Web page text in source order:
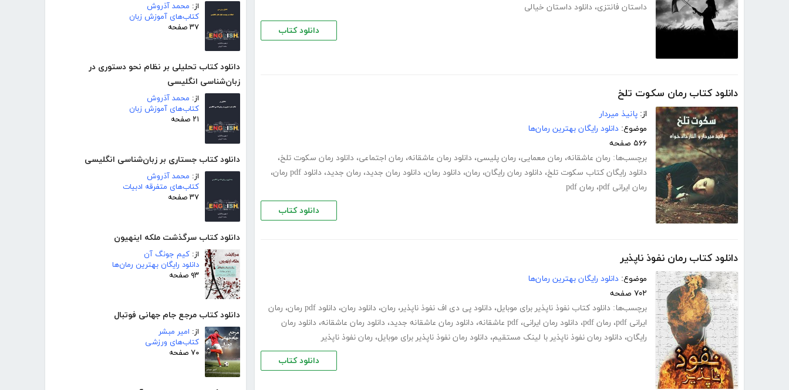
از: محمد آذروش
کتاب‌های آموزش زبان
۳۷ صفحه
دانلود کتاب تحلیلی بر نظام نحو دستوری در
زبان‌شناسی انگلیسی
از: محمد آذروش
کتاب‌های آموزش زبان
۲۱ صفحه
دانلود کتاب جستاری بر زبان‌شناسی انگلیسی
از: محمد آذروش
کتاب‌های متفرقه ادبیات
۳۷ صفحه
دانلود کتاب سرگذشت ملکه اینهیون
از: کیم جونگ آن
دانلود رایگان بهترین رمان‌ها
۹۳ صفحه
دانلود کتاب مرجع جام جهانی فوتبال
از: امیر مبشر
کتاب‌های ورزشی
۷۰ صفحه
داستان فانتزی، دانلود داستان خیالی
دانلود کتاب
دانلود کتاب رمان سکوت تلخ
از: پانیذ میردار
موضوع: دانلود رایگان بهترین رمان‌ها
۵۶۶ صفحه
برچسب‌ها: رمان عاشقانه، رمان معمایی، رمان پلیسی، دانلود رمان عاشقانه، رمان اجتماعی، دانلود رمان سکوت تلخ،
دانلود رایگان کتاب سکوت تلخ، دانلود رمان رایگان، رمان، دانلود رمان، دانلود رمان جدید، رمان جدید، دانلود pdf رمان
،
رمان ایرانی pdf
، رمان pdf
دانلود کتاب
دانلود کتاب رمان نفوذ ناپذیر
موضوع: دانلود رایگان بهترین رمان‌ها
۷۰۲ صفحه
برچسب‌ها: دانلود کتاب نفوذ ناپذیر برای موبایل، دانلود پی دی اف نفوذ ناپذیر، رمان، دانلود رمان، دانلود pdf رمان ، رمان
ایرانی pdf
، رمان pdf ، دانلود رمان ایرانی، pdf عاشقانه ، دانلود رمان عاشقانه جدید، دانلود رمان عاشقانه، دانلود رمان
رایگان، دانلود رمان نفوذ ناپذیر با لینک مستقیم، دانلود رمان نفوذ ناپذیر برای موبایل، رمان نفوذ ناپذیر
دانلود کتاب